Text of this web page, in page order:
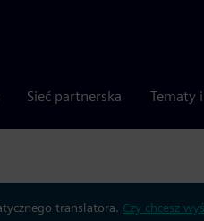
Sieć partnerska Tematy
translatora. Czy chcesz